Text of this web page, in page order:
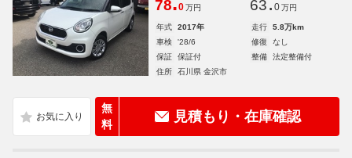
78 0 万円 63 0 万円
年式 2017年 走行
5.8万km
車検
'28/6 修復
なし
保証
保証付 整備
法定整備付
住所
石川県 金沢市
無
料
見積もり・在庫確認